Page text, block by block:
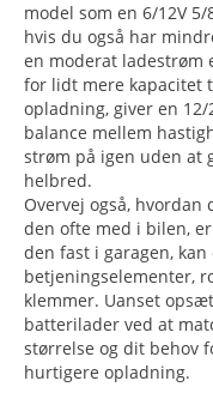
model som en 6/12V
hvis du også har
en moderat ladestrøm
for lidt mere kapacitet
opladning, giver en
balance mellem
strøm på igen uden at
helbred.
Overvej også,
den ofte med i bilen,
den fast i garagen,
betjeningselementer,
klemmer. Uanset
batterilader ved at
størrelse og dit behov
hurtigere opladning.